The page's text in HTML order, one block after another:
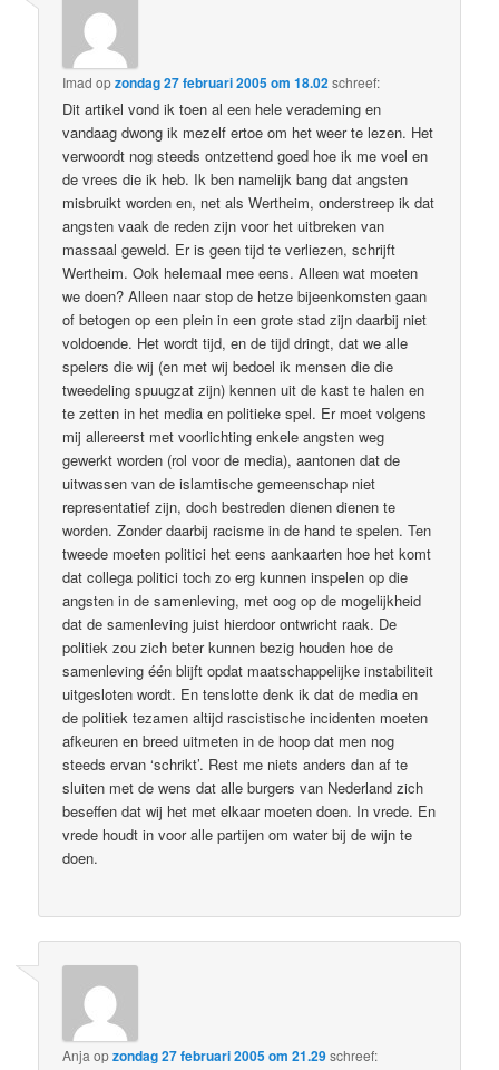
Imad opzondag 27 februari 2005 om 18.02schreef:
Dit artikel vond ik toen al een hele verademing en
vandaag dwong ik mezelf ertoe om het weer te lezen. Het
verwoordt nog steeds ontzettend goed hoe ik me voel en
de vrees die ik heb. Ik ben namelijk bang dat angsten
misbruikt worden en, net als Wertheim, onderstreep ik dat
angsten vaak de reden zijn voor het uitbreken van
massaal geweld. Er is geen tijd te verliezen, schrijft
Wertheim. Ook helemaal mee eens. Alleen wat moeten
we doen? Alleen naar stop de hetze bijeenkomsten gaan
of betogen op een plein in een grote stad zijn daarbij niet
voldoende. Het wordt tijd, en de tijd dringt, dat we alle
spelers die wij (en met wij bedoel ik mensen die die
tweedeling spuugzat zijn) kennen uit de kast te halen en
te zetten in het media en politieke spel. Er moet volgens
mij allereerst met voorlichting enkele angsten weg
gewerkt worden (rol voor de media), aantonen dat de
uitwassen van de islamtische gemeenschap niet
representatief zijn, doch bestreden dienen dienen te
worden. Zonder daarbij racisme in de hand te spelen. Ten
tweede moeten politici het eens aankaarten hoe het komt
dat collega politici toch zo erg kunnen inspelen op die
angsten in de samenleving, met oog op de mogelijkheid
dat de samenleving juist hierdoor ontwricht raak. De
politiek zou zich beter kunnen bezig houden hoe de
samenleving één blijft opdat maatschappelijke instabiliteit
uitgesloten wordt. En tenslotte denk ik dat de media en
de politiek tezamen altijd rascistische incidenten moeten
afkeuren en breed uitmeten in de hoop dat men nog
steeds ervan ‘schrikt’. Rest me niets anders dan af te
sluiten met de wens dat alle burgers van Nederland zich
beseffen dat wij het met elkaar moeten doen. In vrede. En
vrede houdt in voor alle partijen om water bij de wijn te
doen.
Anja opzondag 27 februari 2005 om 21.29schreef: